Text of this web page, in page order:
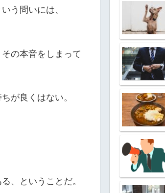
う問いには、
の本音をしまって
が良くはない。
、ということだ。